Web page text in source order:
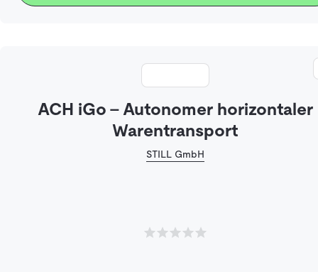
ACH iGo - Autonomer horizontaler
Warentransport
STILL GmbH